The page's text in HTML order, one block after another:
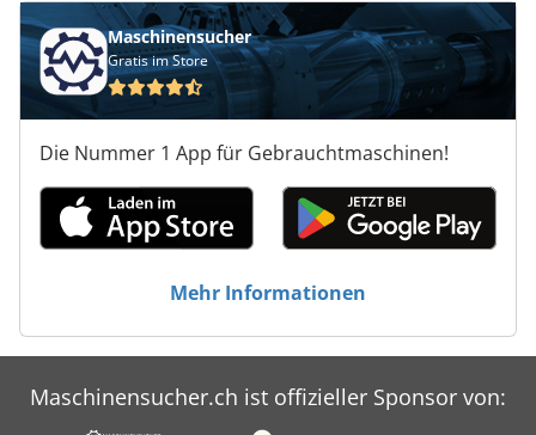
Maschinensucher
Gratis im Store
Die Nummer 1 App für Gebrauchtmaschinen!
Mehr Informationen
Maschinensucher.ch ist offizieller Sponsor von: